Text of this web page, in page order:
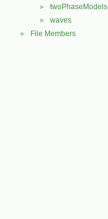
► twoPhaseModels
► waves
► File Members